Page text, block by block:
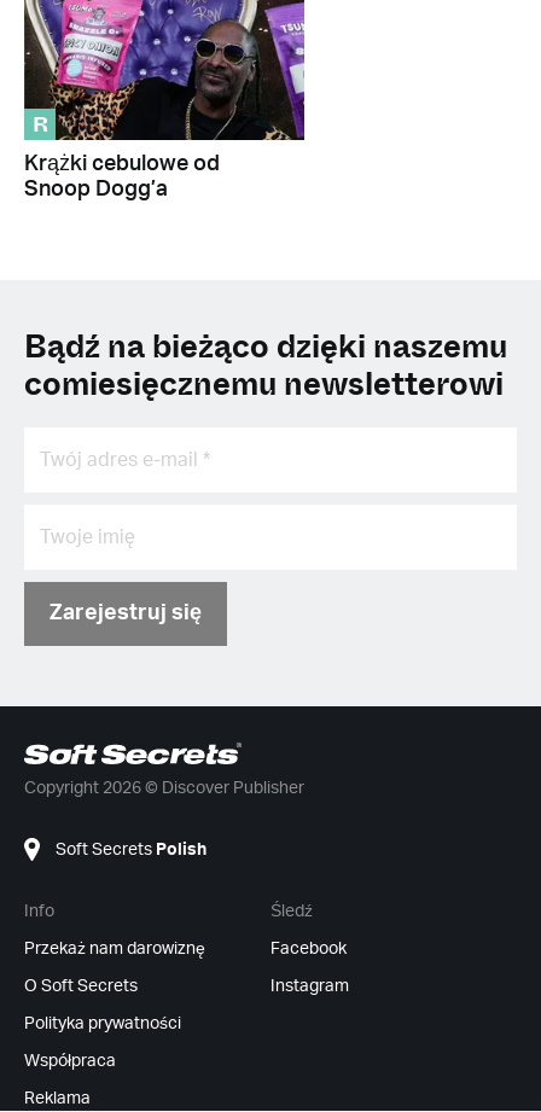
R
Krążki cebulowe od
Snoop Dogg’a
Bądź na bieżąco dzięki naszemu
comiesięcznemu newsletterowi
Zarejestruj się
Copyright 2026 © Discover Publisher
Soft Secrets Polish
Info
Przekaż nam darowiznę
O Soft Secrets
Polityka prywatności
Współpraca
Reklama
Śledź
Facebook
Instagram